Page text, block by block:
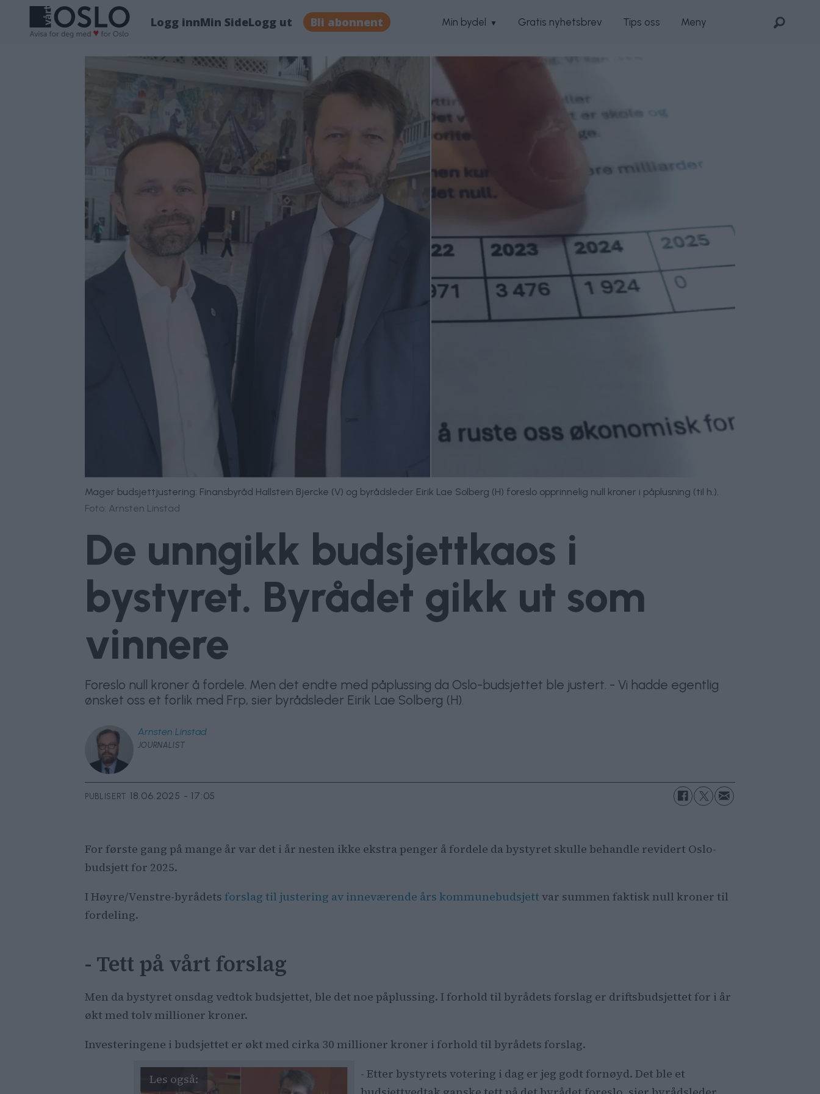
Logg innMin SideLogg ut Bli abonnent Min bydel Gratis nyhetsbrev Tips oss Meny
Mager budsjettjustering: Finansbyråd Hallstein Bjercke (V) og byrådsleder Eirik Lae Solberg (H) foreslo opprinnelig null kroner i påplusning (til h.).
Foto: Arnsten Linstad
De unngikk budsjettkaos i
bystyret. Byrådet gikk ut som
vinnere
Foreslo null kroner å fordele. Men det endte med påplussing da Oslo-budsjettet ble justert. - Vi hadde egentlig
ønsket oss et forlik med Frp, sier byrådsleder Eirik Lae Solberg (H).
Arnsten Linstad
JOURNALIST
PUBLISERT 18.06.2025 - 17:05
For første gang på mange år var det i år nesten ikke ekstra penger å fordele da bystyret skulle behandle revidert Oslo-
budsjett for 2025.
I Høyre/Venstre-byrådets forslag til justering av inneværende års kommunebudsjettvar summen faktisk null kroner til
fordeling.
- Tett på vårt forslag
Men da bystyret onsdag vedtok budsjettet, ble det noe påplussing. I forhold til byrådets forslag er driftsbudsjettet for i år
økt med tolv millioner kroner.
Investeringene i budsjettet er økt med cirka 30 millioner kroner i forhold til byrådets forslag.
- Etter bystyrets votering i dag er jeg godt fornøyd. Det ble et